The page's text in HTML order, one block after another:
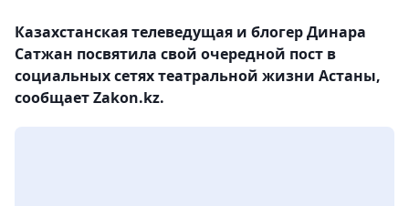
Казахстанская телеведущая и блогер Динара
Сатжан посвятила свой очередной пост в
социальных сетях театральной жизни Астаны,
сообщает Zakon.kz.